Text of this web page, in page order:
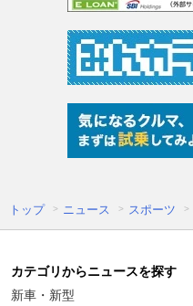
トップ ニュース スポーツ
カテゴリからニュースを探す
新車・新型